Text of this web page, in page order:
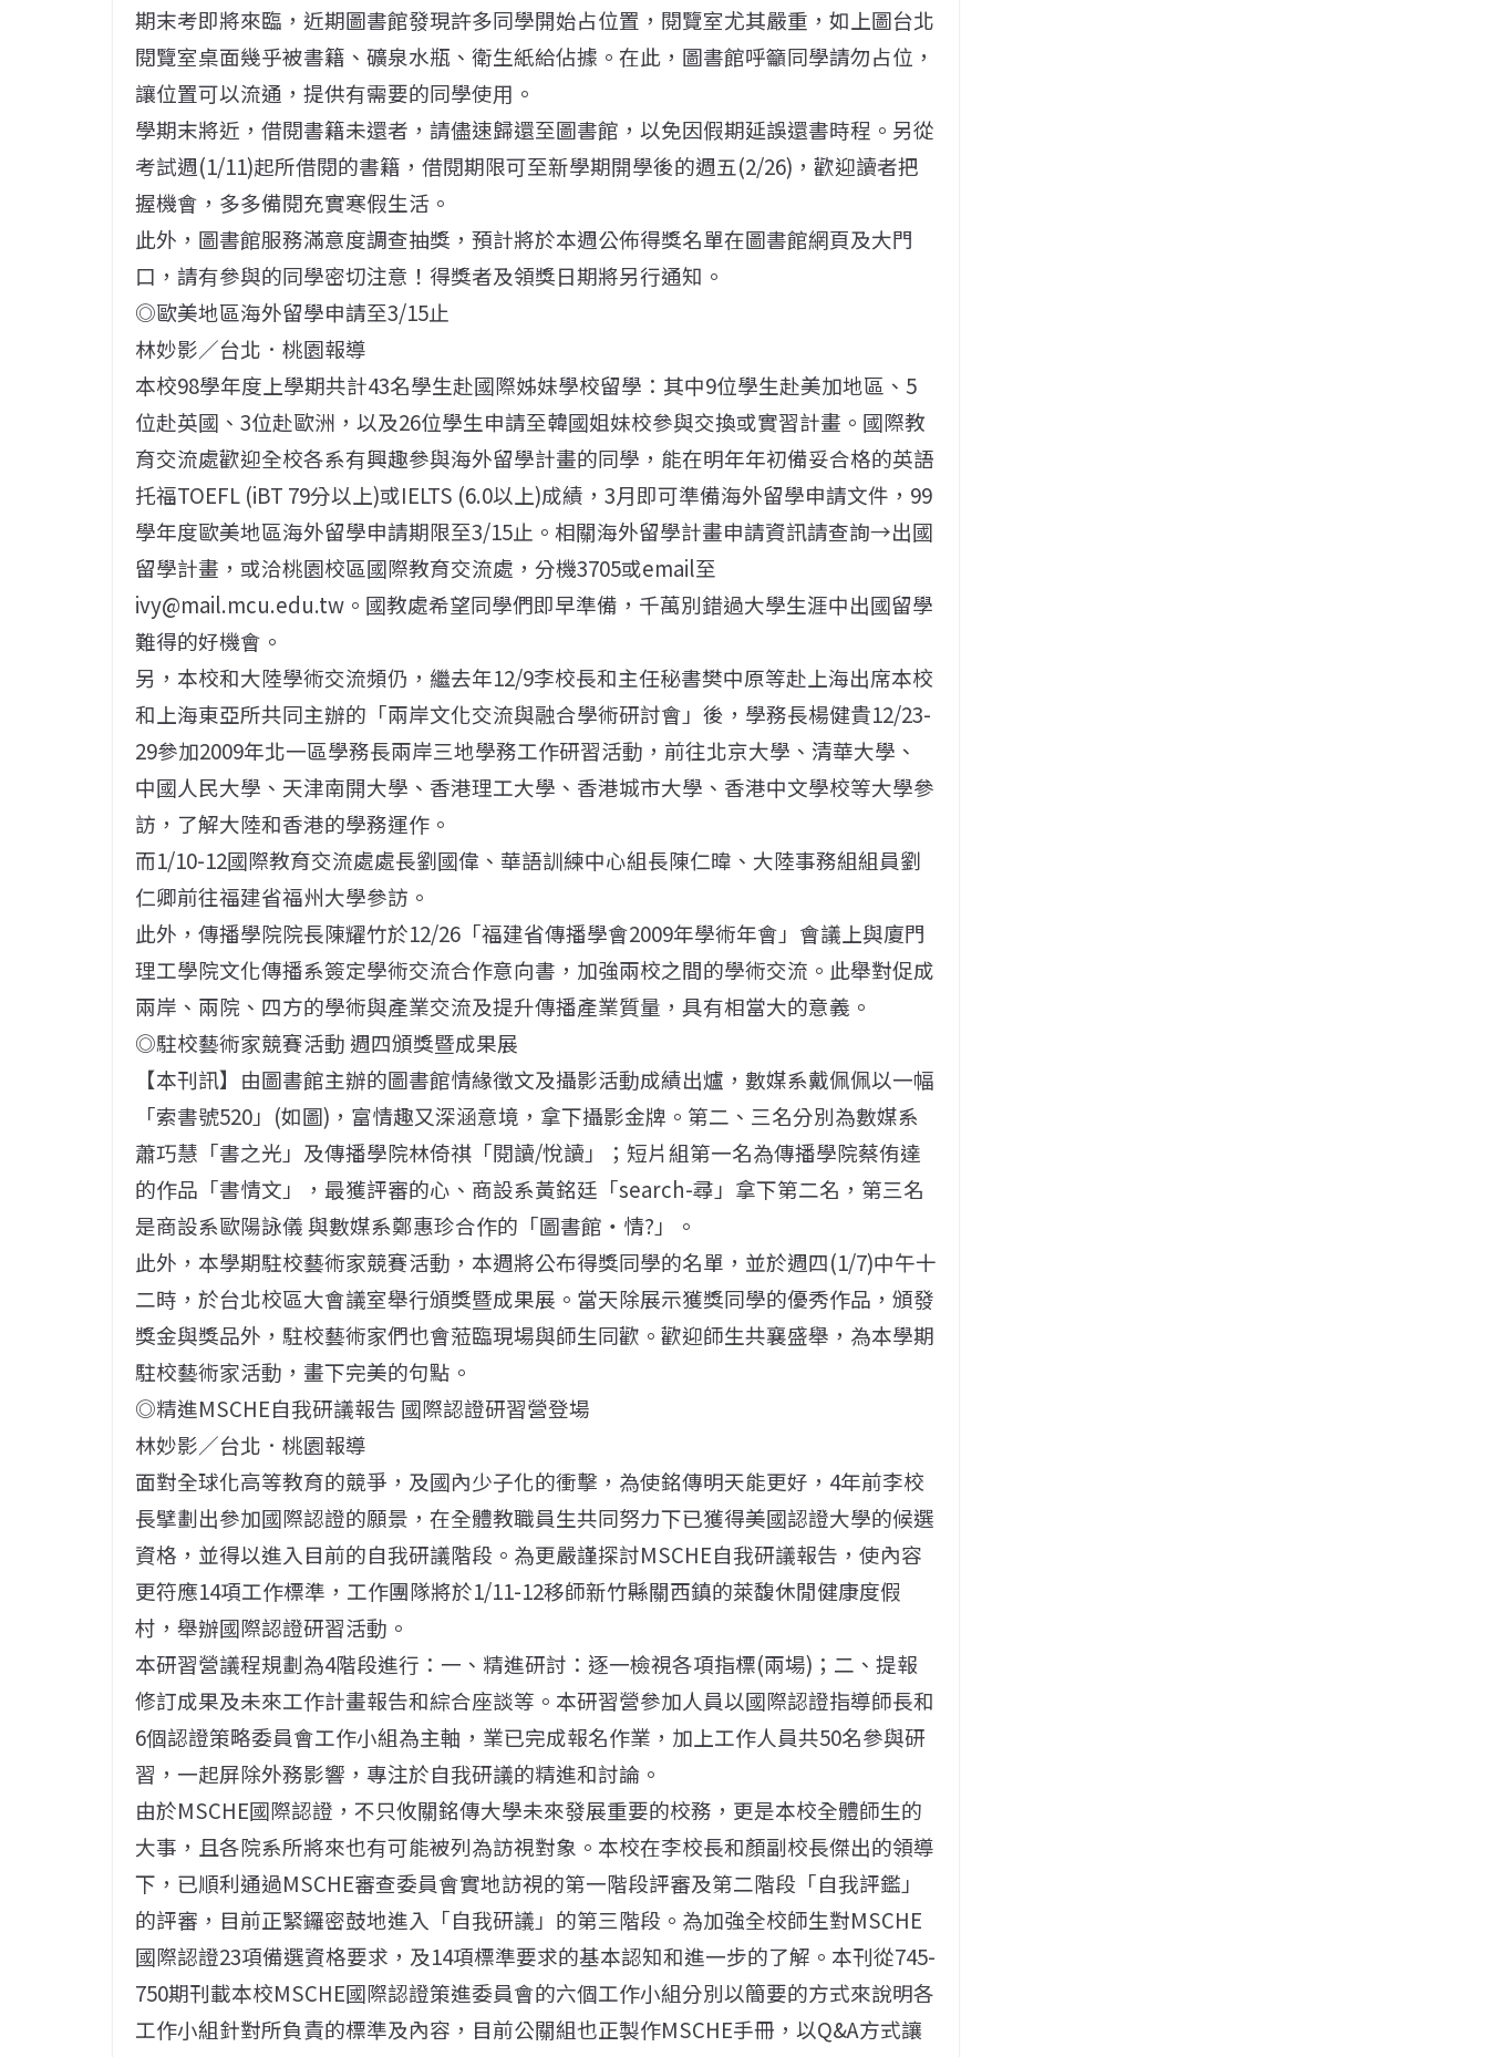
期末考即將來臨，近期圖書館發現許多同學開始占位置，閱覽室尤其嚴重，如上圖台北
閱覽室桌面幾乎被書籍、礦泉水瓶、衛生紙給佔據。在此，圖書館呼籲同學請勿占位，
讓位置可以流通，提供有需要的同學使用。
學期末將近，借閱書籍未還者，請儘速歸還至圖書館，以免因假期延誤還書時程。另從
考試週(1/11)起所借閱的書籍，借閱期限可至新學期開學後的週五(2/26)，歡迎讀者把
握機會，多多備閱充實寒假生活。
此外，圖書館服務滿意度調查抽獎，預計將於本週公佈得獎名單在圖書館網頁及大門
口，請有參與的同學密切注意！得獎者及領獎日期將另行通知。
◎歐美地區海外留學申請至3/15止
林妙影／台北．桃園報導
本校98學年度上學期共計43名學生赴國際姊妹學校留學：其中9位學生赴美加地區、5
位赴英國、3位赴歐洲，以及26位學生申請至韓國姐妹校參與交換或實習計畫。國際教
育交流處歡迎全校各系有興趣參與海外留學計畫的同學，能在明年年初備妥合格的英語
托福TOEFL (iBT 79分以上)或IELTS (6.0以上)成績，3月即可準備海外留學申請文件，99
學年度歐美地區海外留學申請期限至3/15止。相關海外留學計畫申請資訊請查詢→出國
留學計畫，或洽桃園校區國際教育交流處，分機3705或email至
ivy@mail.mcu.edu.tw。國教處希望同學們即早準備，千萬別錯過大學生涯中出國留學
難得的好機會。
另，本校和大陸學術交流頻仍，繼去年12/9李校長和主任秘書樊中原等赴上海出席本校
和上海東亞所共同主辦的「兩岸文化交流與融合學術研討會」後，學務長楊健貴12/23-
29參加2009年北一區學務長兩岸三地學務工作研習活動，前往北京大學、清華大學、
中國人民大學、天津南開大學、香港理工大學、香港城市大學、香港中文學校等大學參
訪，了解大陸和香港的學務運作。
而1/10-12國際教育交流處處長劉國偉、華語訓練中心組長陳仁暐、大陸事務組組員劉
仁卿前往福建省福州大學參訪。
此外，傳播學院院長陳耀竹於12/26「福建省傳播學會2009年學術年會」會議上與廈門
理工學院文化傳播系簽定學術交流合作意向書，加強兩校之間的學術交流。此舉對促成
兩岸、兩院、四方的學術與產業交流及提升傳播產業質量，具有相當大的意義。
◎駐校藝術家競賽活動 週四頒獎暨成果展
【本刊訊】由圖書館主辦的圖書館情緣徵文及攝影活動成績出爐，數媒系戴佩佩以一幅
「索書號520」(如圖)，富情趣又深涵意境，拿下攝影金牌。第二、三名分別為數媒系
蕭巧慧「書之光」及傳播學院林倚祺「閱讀/悅讀」；短片組第一名為傳播學院蔡侑達
的作品「書情文」，最獲評審的心、商設系黃銘廷「search-尋」拿下第二名，第三名
是商設系歐陽詠儀 與數媒系鄭惠珍合作的「圖書館‧情?」。
此外，本學期駐校藝術家競賽活動，本週將公布得獎同學的名單，並於週四(1/7)中午十
二時，於台北校區大會議室舉行頒獎暨成果展。當天除展示獲獎同學的優秀作品，頒發
獎金與獎品外，駐校藝術家們也會蒞臨現場與師生同歡。歡迎師生共襄盛舉，為本學期
駐校藝術家活動，畫下完美的句點。
◎精進MSCHE自我研議報告 國際認證研習營登場
林妙影／台北．桃園報導
面對全球化高等教育的競爭，及國內少子化的衝擊，為使銘傳明天能更好，4年前李校
長擘劃出參加國際認證的願景，在全體教職員生共同努力下已獲得美國認證大學的候選
資格，並得以進入目前的自我研議階段。為更嚴謹探討MSCHE自我研議報告，使內容
更符應14項工作標準，工作團隊將於1/11-12移師新竹縣關西鎮的萊馥休閒健康度假
村，舉辦國際認證研習活動。
本研習營議程規劃為4階段進行：一、精進研討：逐一檢視各項指標(兩場)；二、提報
修訂成果及未來工作計畫報告和綜合座談等。本研習營參加人員以國際認證指導師長和
6個認證策略委員會工作小組為主軸，業已完成報名作業，加上工作人員共50名參與研
習，一起屏除外務影響，專注於自我研議的精進和討論。
由於MSCHE國際認證，不只攸關銘傳大學未來發展重要的校務，更是本校全體師生的
大事，且各院系所將來也有可能被列為訪視對象。本校在李校長和顏副校長傑出的領導
下，已順利通過MSCHE審查委員會實地訪視的第一階段評審及第二階段「自我評鑑」
的評審，目前正緊鑼密鼓地進入「自我研議」的第三階段。為加強全校師生對MSCHE
國際認證23項備選資格要求，及14項標準要求的基本認知和進一步的了解。本刊從745-
750期刊載本校MSCHE國際認證策進委員會的六個工作小組分別以簡要的方式來說明各
工作小組針對所負責的標準及內容，目前公關組也正製作MSCHE手冊，以Q&A方式讓